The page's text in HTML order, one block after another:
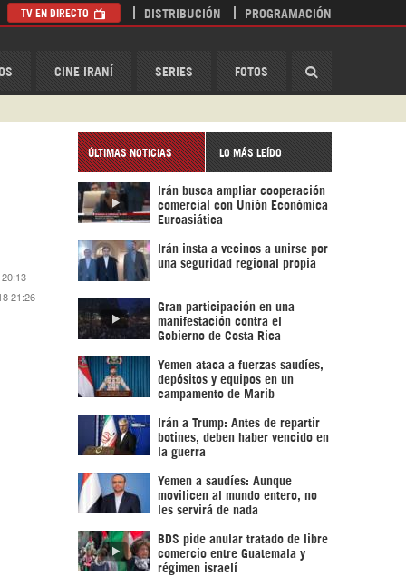
CINE IRANÍ SERIES FOTOS
TV EN DIRECTO DISTRIBUCIÓN PROGRAMACIÓN
21:26
ÚLTIMAS NOTICIAS LO MÁS LEÍDO
Irán busca ampliar cooperación
comercial con Unión Económica
Euroasiática
Irán insta a vecinos a unirse por
una seguridad regional propia
Gran participación en una
manifestación contra el
Gobierno de Costa Rica
Yemen ataca a fuerzas saudíes,
depósitos y equipos en un
campamento de Marib
Irán a Trump: Antes de repartir
botines, deben haber vencido en
la guerra
Yemen a saudíes: Aunque
movilicen al mundo entero, no
les servirá de nada
BDS pide anular tratado de libre
comercio entre Guatemala y
régimen israelí